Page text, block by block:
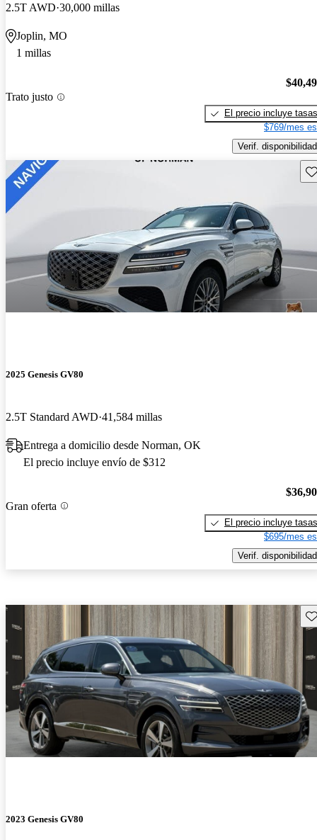
2.5T AWD 30,000 millas
Joplin, MO
1 millas
Trato justo
El precio incluye tasas
$769/mes
Verif. disponibilidad
2025 Genesis GV80
2.5T Standard AWD 41,584 millas
Entrega a domicilio desde Norman, OK
El precio incluye envío de $312
Gran oferta
El precio incluye tasas
$695/mes
Verif. disponibilidad
2023 Genesis GV80